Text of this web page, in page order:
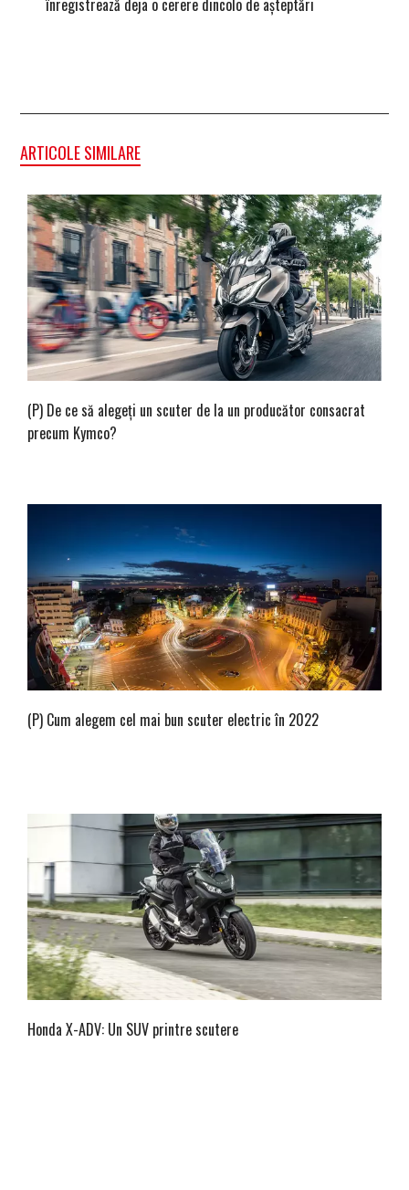
înregistrează deja o cerere dincolo de așteptări
ARTICOLE SIMILARE
(P) De ce să alegeți un scuter de la un producător consacrat
precum Kymco?
(P) Cum alegem cel mai bun scuter electric în 2022
Honda X-ADV: Un SUV printre scutere